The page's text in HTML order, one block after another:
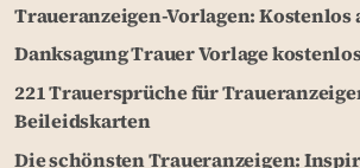
Traueranzeigen-Vorlagen: Kostenlos
Danksagung Trauer Vorlage
221 Trauersprüche für
Beileidskarten
Die schönsten Traueranzeigen: